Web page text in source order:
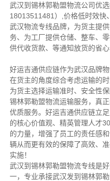
武汉到锡林郭勒盟物流公司优
18013511481）,价格低时效快
武汉物流专线品牌，为货主提
务、为工厂提供仓储、整车、
供代收货款、等通知放货的省心
好运吉通供应链作为武汉品牌
在货主的角度综合考虑运输的
为货主选择运输准时、安全性
锡林郭勒盟物流运输服务，真
优质服务。好运吉通供应链立
的核心价值观、精英管理人才
的力量，增强了员工的责任感
辆从而更有效的保障了高效、
实施！
武汉到锡林郭勒盟物流专线是
一，专业承接武汉发到锡林郭